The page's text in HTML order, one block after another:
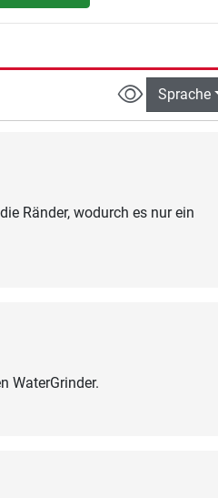
Sprache
Ränder, wodurch es nur ein
WaterGrinder.